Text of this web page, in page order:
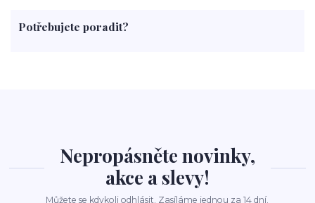
rohlíky
grilování čaj
Potřebujete poradit?
Nepropásněte novinky,
akce a slevy!
Můžete se kdykoli odhlásit. Zasíláme jednou za 14 dní.